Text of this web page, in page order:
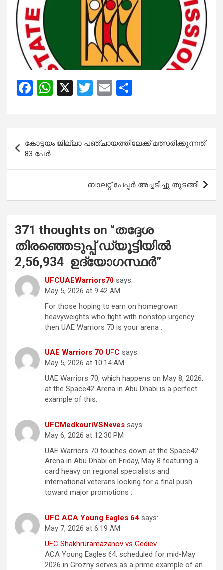
F
ce
o
o
W
at
A
p
X
T
tt
er
E
ail ar
navigation
കോട്ടയം ജില്ലാ പഞ്ചായത്തിലേക്ക് മത്സരിക്കുന്നത്
83 പേര്‍
ബാലറ്റ് പേപ്പർ അച്ചടിച്ചു തുടങ്ങി
371 thoughts on “തദ്ദേശ
തിരഞ്ഞെടുപ്പ് ഡ്യൂട്ടിയിൽ
2,56,934 ഉദ്യോഗസ്ഥർ”
UFCUAEWarriors70 says:
May 5, 2026 at 9:42 AM
For those hoping to earn on homegrown
heavyweights who fight with nonstop urgency
then UAE Warriors 70 is your arena .
UAE Warriors 70 UFC says:
May 5, 2026 at 10:14 AM
UAE Warriors 70, which happens on May 8, 2026,
at the Space42 Arena in Abu Dhabi is a perfect
example of this.
UFCMedkouriVSNeves says:
May 6, 2026 at 12:30 PM
UAE Warriors 70 touches down at the Space42
Arena in Abu Dhabi on Friday, May 8 featuring a
card heavy on regional specialists and
international veterans looking for a final push
toward major promotions .
UFC ACA Young Eagles 64 says:
May 7, 2026 at 6:19 AM
UFC Shakhruramazanov vs Gediev
ACA Young Eagles 64, scheduled for mid-May
2026 in Grozny serves as a prime example of an